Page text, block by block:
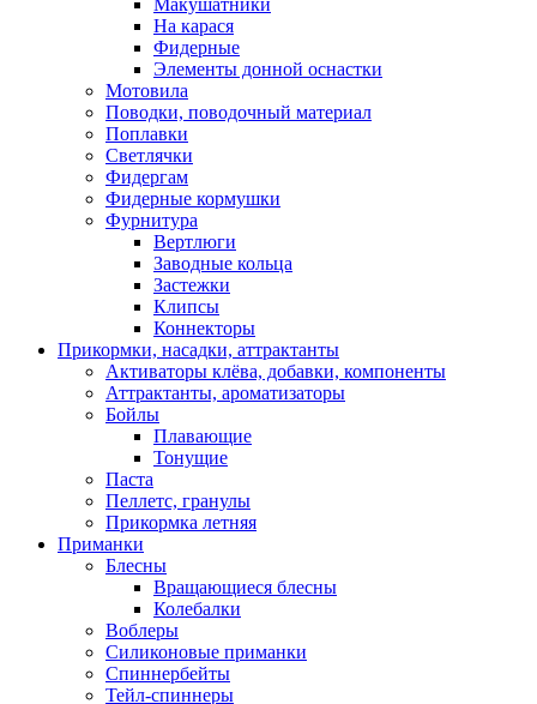
Макушатники
На карася
Фидерные
Элементы донной оснастки
Мотовила
Поводки, поводочный материал
Поплавки
Светлячки
Фидергам
Фидерные кормушки
Фурнитура
Вертлюги
Заводные кольца
Застежки
Клипсы
Коннекторы
Прикормки, насадки, аттрактанты
Активаторы клёва, добавки, компоненты
Аттрактанты, ароматизаторы
Бойлы
Плавающие
Тонущие
Паста
Пеллетс, гранулы
Прикормка летняя
Приманки
Блесны
Вращающиеся блесны
Колебалки
Воблеры
Силиконовые приманки
Спиннербейты
Тейл-спиннеры